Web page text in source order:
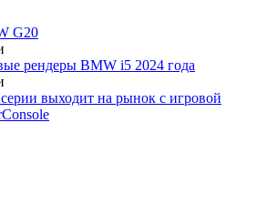
G20
рендеры BMW i5 2024 года
выходит на рынок с игровой